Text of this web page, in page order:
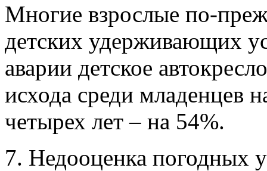
Многие взрослые по-
детских удерживающих
аварии детское
исхода среди младенцев
четырех лет – на 54%.
7. Недооценка погодных